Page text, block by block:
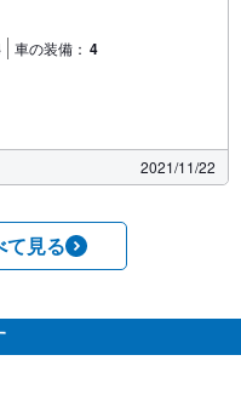
車の装備： 4
2021/11/22
て見る